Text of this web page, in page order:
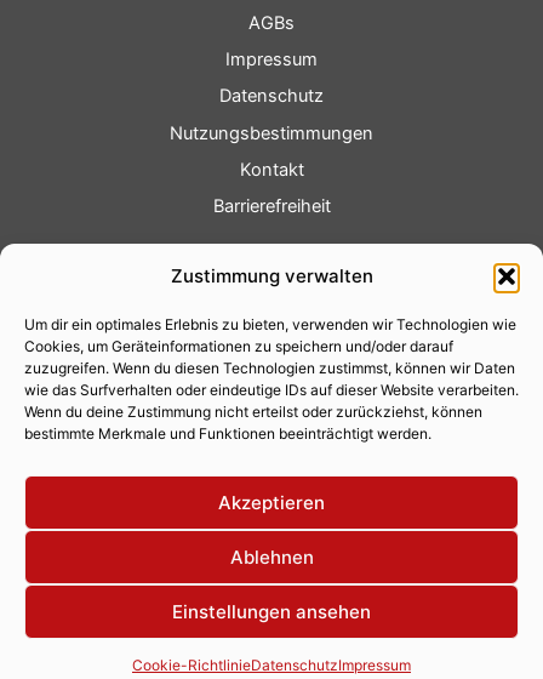
Zustimmung verwalten
Um dir ein optimales Erlebnis zu bieten, verwenden wir Technologien wie
Cookies, um Geräteinformationen zu speichern und/oder darauf
zuzugreifen. Wenn du diesen Technologien zustimmst, können wir Daten
wie das Surfverhalten oder eindeutige IDs auf dieser Website verarbeiten.
Wenn du deine Zustimmung nicht erteilst oder zurückziehst, können
bestimmte Merkmale und Funktionen beeinträchtigt werden.
Akzeptieren
Ablehnen
Einstellungen ansehen
Cookie-RichtlinieDatenschutzImpressum
AGBs
Impressum
Datenschutz
Nutzungsbestimmungen
Kontakt
Barrierefreiheit
Fotoservice
Videoservice
Werbung
Contenterstellung
Lokalnachrichten
Lokalfernsehen
Eventkalender